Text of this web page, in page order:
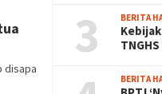
disapa
3 BERITA
BERITA